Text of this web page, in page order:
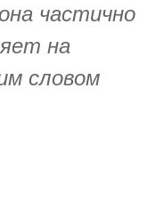
частично
на
словом